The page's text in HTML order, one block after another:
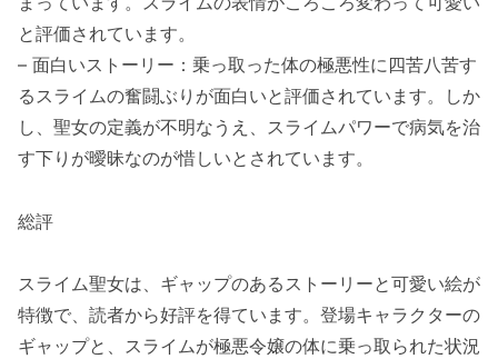
と評価されています。
– 面白いストーリー：乗っ取った体の極悪性に四苦八苦す
るスライムの奮闘ぶりが面白いと評価されています。しか
し、聖女の定義が不明なうえ、スライムパワーで病気を治
す下りが曖昧なのが惜しいとされています。
総評
スライム聖女は、ギャップのあるストーリーと可愛い絵が
特徴で、読者から好評を得ています。登場キャラクターの
ギャップと、スライムが極悪令嬢の体に乗っ取られた状況